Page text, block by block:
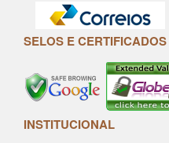
SELOS E CERTIFICADOS
INSTITUCIONAL